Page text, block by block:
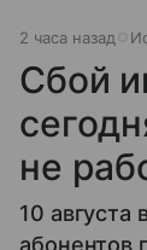
2 часа назад
Сбой
не
10 августа
абонентов